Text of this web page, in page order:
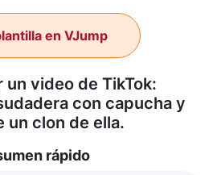
un video de TikTok:
con capucha y
un clon de ella.
en VJump
rápido